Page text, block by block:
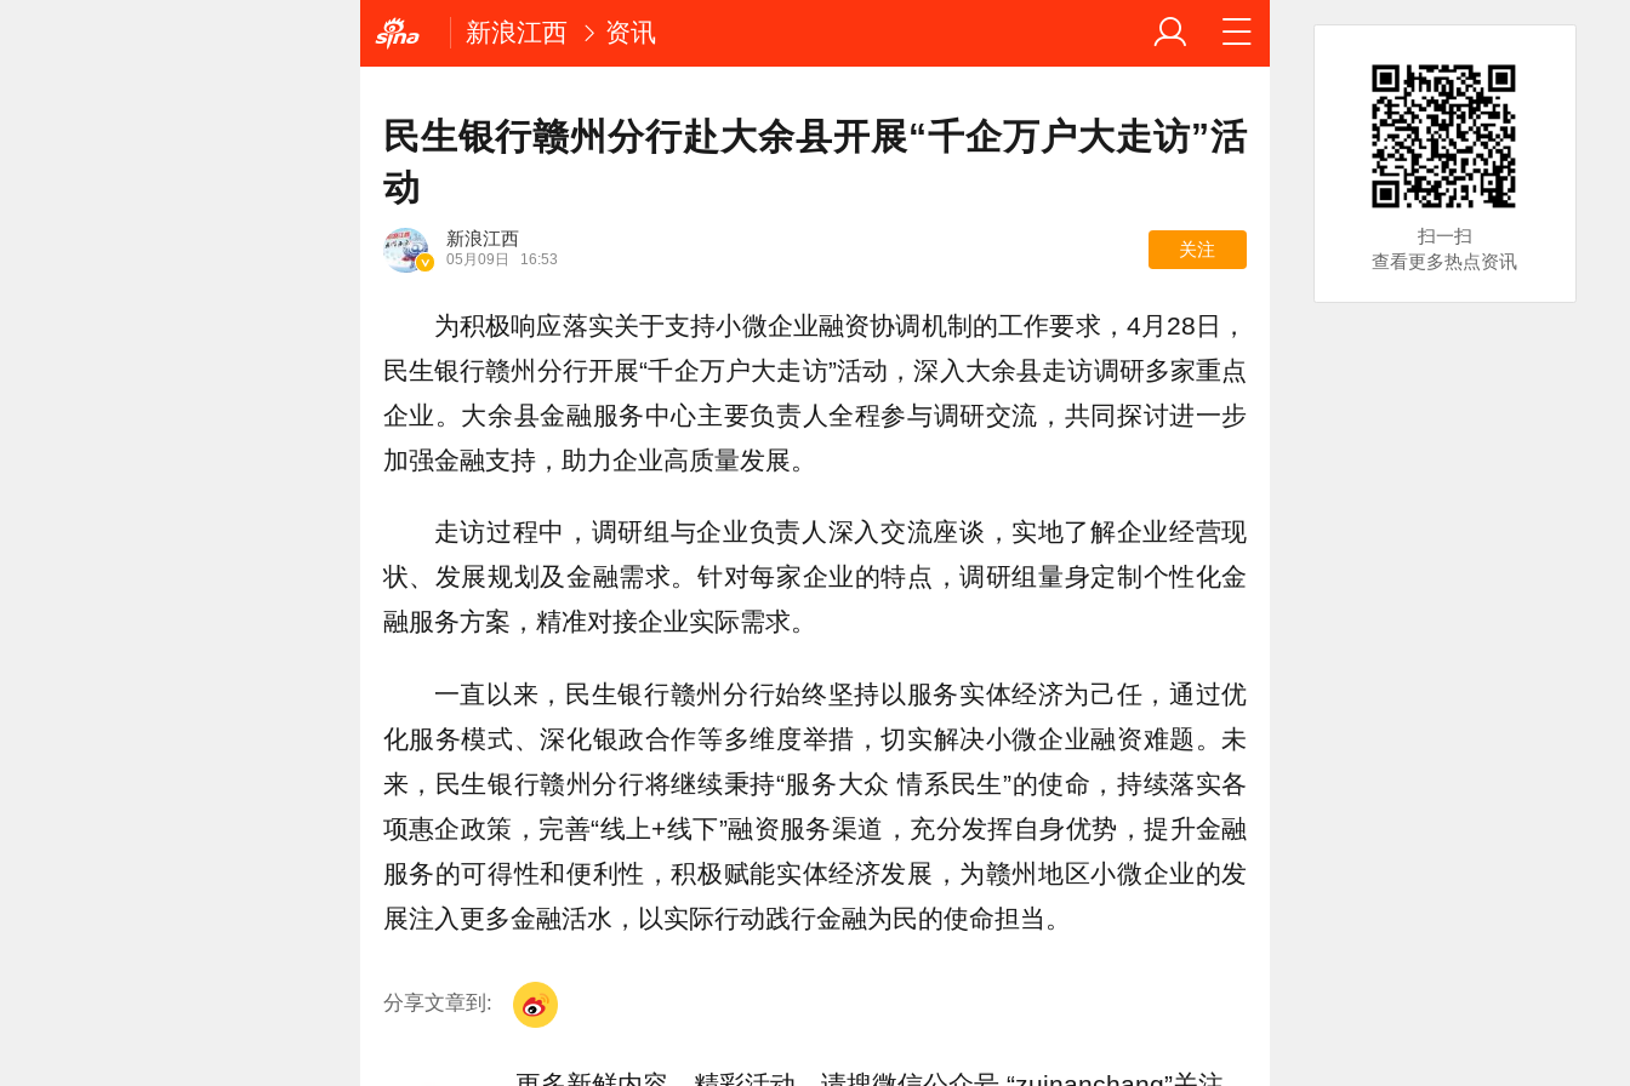
新浪江西 资讯
民生银行赣州分行赴大余县开展“千企万户大走访”活
动
新浪江西
05月09日 16:53
关注
为积极响应落实关于支持小微企业融资协调机制的工作要求，4月28日，
民生银行赣州分行开展“千企万户大走访”活动，深入大余县走访调研多家重点
企业。大余县金融服务中心主要负责人全程参与调研交流，共同探讨进一步
加强金融支持，助力企业高质量发展。
走访过程中，调研组与企业负责人深入交流座谈，实地了解企业经营现
状、发展规划及金融需求。针对每家企业的特点，调研组量身定制个性化金
融服务方案，精准对接企业实际需求。
一直以来，民生银行赣州分行始终坚持以服务实体经济为己任，通过优
化服务模式、深化银政合作等多维度举措，切实解决小微企业融资难题。未
来，民生银行赣州分行将继续秉持“服务大众 情系民生”的使命，持续落实各
项惠企政策，完善“线上+线下”融资服务渠道，充分发挥自身优势，提升金融
服务的可得性和便利性，积极赋能实体经济发展，为赣州地区小微企业的发
展注入更多金融活水，以实际行动践行金融为民的使命担当。
分享文章到:
扫一扫
查看更多热点资讯